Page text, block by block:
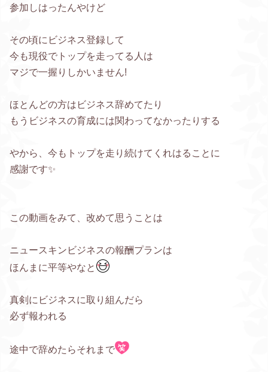
参加しはったんやけど
その頃にビジネス登録して
今も現役でトップを走ってる人は
マジで一握りしかいません!
ほとんどの方はビジネス辞めてたり
もうビジネスの育成には関わってなかったりする
やから、今もトップを走り続けてくれはることに
感謝です✨
この動画をみて、改めて思うことは
ニュースキンビジネスの報酬プランは
ほんまに平等やなと
真剣にビジネスに取り組んだら
必ず報われる
途中で辞めたらそれまで